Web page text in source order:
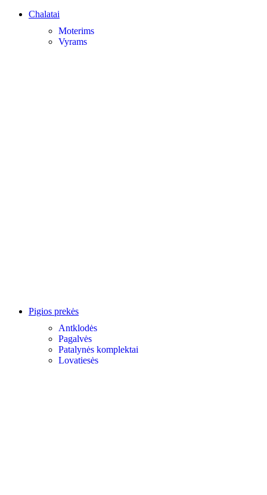
Chalatai
Moterims
Vyrams
Pigios prekės
Antklodės
Pagalvės
Patalynės komplektai
Lovatiesės